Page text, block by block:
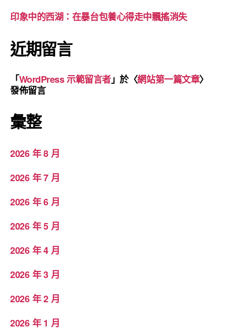
印象中的西湖：在暴台包養心得走中飄搖消失
近期留言
「WordPress 示範留言者」於〈網站第一篇文章〉
發佈留言
彙整
2026 年 8 月
2026 年 7 月
2026 年 6 月
2026 年 5 月
2026 年 4 月
2026 年 3 月
2026 年 2 月
2026 年 1 月